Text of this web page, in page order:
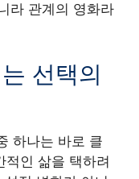
라 관계의 영화라
선택의
하나는 바로 클
적인 삶을 택하려